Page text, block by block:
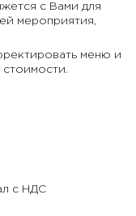
с Вами для
мероприятия,
меню и
стоимости.
с НДС